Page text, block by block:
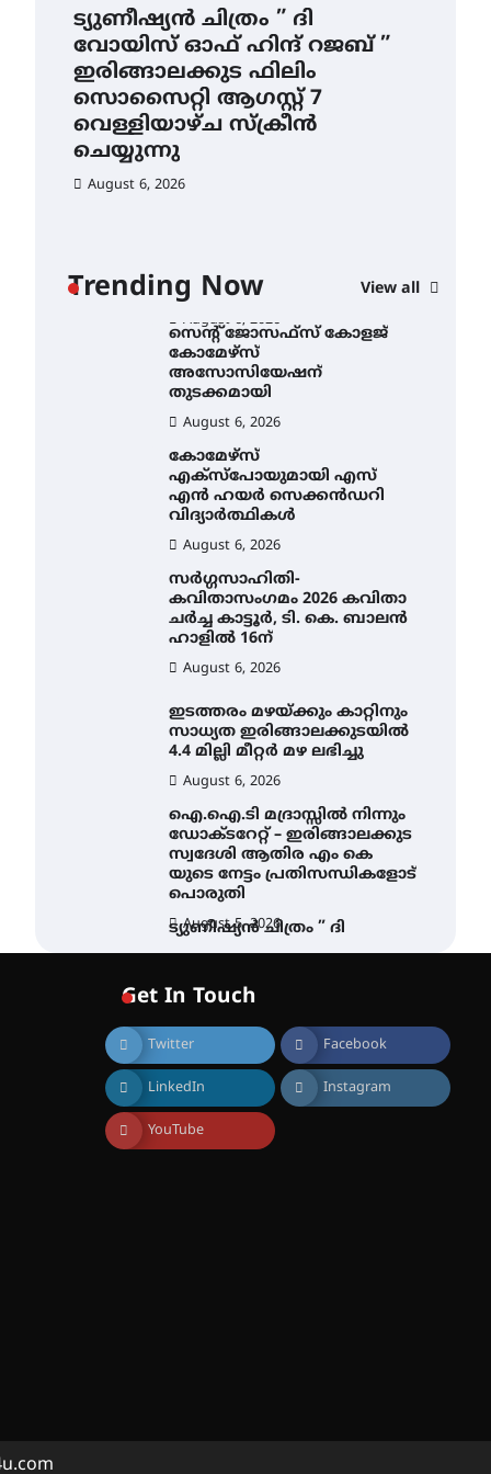
ട്യുണീഷ്യൻ ചിത്രം ” ദി
വോയിസ് ഓഫ് ഹിന്ദ് റജബ് ”
ഇരിങ്ങാലക്കുട ഫിലിം
സൊസൈറ്റി ആഗസ്റ്റ് 7
വെള്ളിയാഴ്ച സ്‌ക്രീൻ
ചെയ്യുന്നു
August 6, 2026
Trending Now View all
4.4 മില്ലി മീറ്റർ മഴ ലഭിച്ചു
August 6, 2026
ഐ.ഐ.ടി മദ്രാസ്സിൽ നിന്നും
ഡോക്ടറേറ്റ് – ഇരിങ്ങാലക്കുട
സ്വദേശി ആതിര എം കെ
യുടെ നേട്ടം പ്രതിസന്ധികളോട്
പൊരുതി
August 5, 2026
ട്യുണീഷ്യൻ ചിത്രം ” ദി
ചെയ്യുന്നു
August 6, 2026
സെന്റ് ജോസഫ്സ് കോളജ്
കോമേഴ്‌സ്
അസോസിയേഷന്
തുടക്കമായി
August 6, 2026
കോമേഴ്സ്
എക്സ്പോയുമായി എസ്
എൻ ഹയർ സെക്കൻഡറി
വിദ്യാർത്ഥികൾ
August 6, 2026
സർഗ്ഗസാഹിതി-
കവിതാസംഗമം 2026 കവിതാ
ചർച്ച കാട്ടൂർ, ടി. കെ. ബാലൻ
ഹാളിൽ 16ന്
August 6, 2026
ഇടത്തരം മഴയ്ക്കും കാറ്റിനും
സാധ്യത ഇരിങ്ങാലക്കുടയിൽ
4.4 മില്ലി മീറ്റർ മഴ ലഭിച്ചു
August 6, 2026
ഐ.ഐ.ടി മദ്രാസ്സിൽ നിന്നും
ഡോക്ടറേറ്റ് – ഇരിങ്ങാലക്കുട
സ്വദേശി ആതിര എം കെ
യുടെ നേട്ടം പ്രതിസന്ധികളോട്
പൊരുതി
August 5, 2026
ട്യുണീഷ്യൻ ചിത്രം ” ദി
സൊസൈറ്റി ആഗസ്റ്റ് 7
വെള്ളിയാഴ്ച സ്‌ക്രീൻ
ചെയ്യുന്നു
August 6, 2026
സെന്റ് ജോസഫ്സ് കോളജ്
കോമേഴ്‌സ്
അസോസിയേഷന്
തുടക്കമായി
Get In Touch
Twitter Facebook
LinkedIn Instagram
YouTube